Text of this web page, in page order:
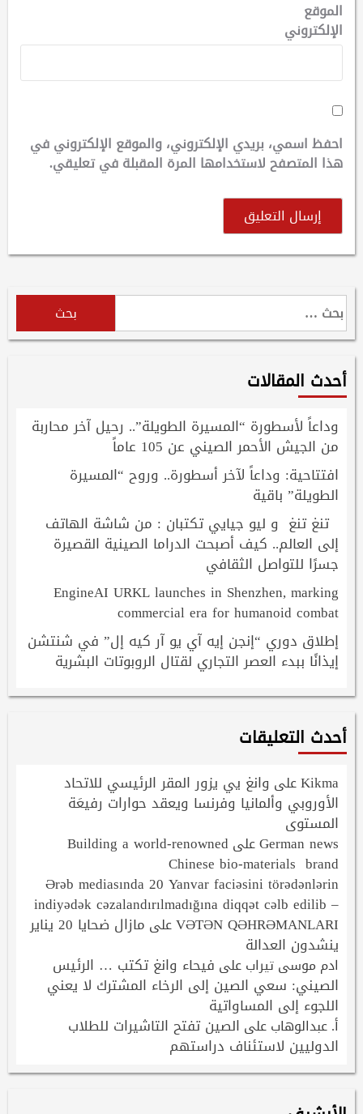
الموقع
الإلكتروني
احفظ اسمي، بريدي الإلكتروني، والموقع الإلكتروني في
هذا المتصفح لاستخدامها المرة المقبلة في تعليقي.
البحث
عن:
أحدث المقالات
وداعاً لأسطورة “المسيرة الطويلة”.. رحيل آخر محاربة
من الجيش الأحمر الصيني عن 105 عاماً
افتتاحية: وداعاً لآخر أسطورة.. وروح “المسيرة
الطويلة” باقية
تنغ تنغ و ليو جيايي تكتبان : من شاشة الهاتف
إلى العالم.. كيف أصبحت الدراما الصينية القصيرة
جسرًا للتواصل الثقافي
EngineAI URKL launches in Shenzhen, marking
commercial era for humanoid combat
إطلاق دوري “إنجن إيه آي يو آر كيه إل” في شنتشن
إيذانًا ببدء العصر التجاري لقتال الروبوتات البشرية
أحدث التعليقات
Kikmaعلى وانغ يي يزور المقر الرئيسي للاتحاد
الأوروبي وألمانيا وفرنسا ويعقد حوارات رفيعَة
المستوى
German newsعلى Building a world-renowned
Chinese bio-materials brand
Ərəb mediasında 20 Yanvar faciəsini törədənlərin
indiyədək cəzalandırılmadığına diqqət cəlb edilib –
VƏTƏN QƏHRƏMANLARIعلى مازال ضحايا 20 يناير
ينشدون العدالة
ادم موسى تيرابعلى فيحاء وانغ تكتب … الرئيس
الصيني: سعي الصين إلى الرخاء المشترك لا يعني
اللجوء إلى المساواتية
أ. عبدالوهابعلى الصين تفتح التاشيرات للطلاب
الدوليين لاستئناف دراستهم